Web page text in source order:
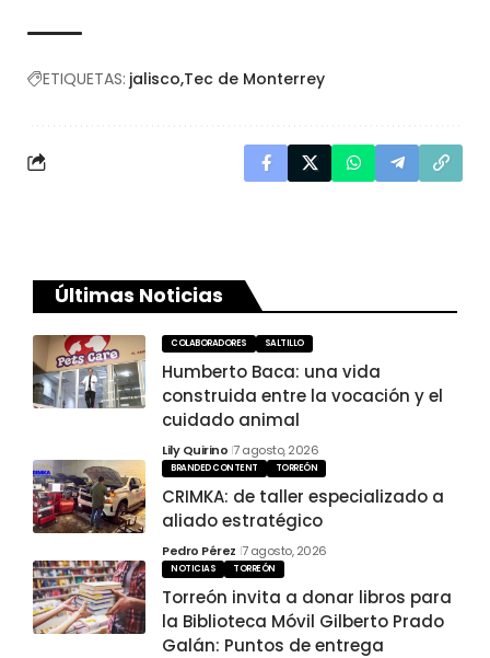
ETIQUETAS: jalisco Tec de Monterrey
Últimas Noticias
COLABORADORES SALTILLO
Humberto Baca: una vida
construida entre la vocación y el
cuidado animal
Lily Quirino 7 agosto, 2026
BRANDED CONTENT TORREÓN
CRIMKA: de taller especializado a
aliado estratégico
Pedro Pérez 7 agosto, 2026
NOTICIAS TORREÓN
Torreón invita a donar libros para
la Biblioteca Móvil Gilberto Prado
Galán: Puntos de entrega